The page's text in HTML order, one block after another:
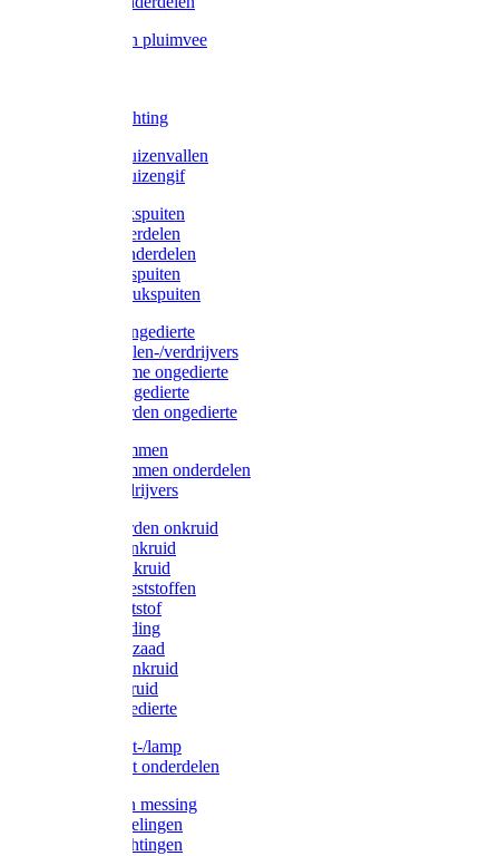
Voerbakken pluimvee
LED verlichting
Ratten / Muizenvallen
Ratten / Muizengif
Gloria drukspuiten
Gloria onderdelen
Gardena onderdelen
Dario drukspuiten
Gardena drukspuiten
Diversen ongedierte
Insectenvallen-/verdrijvers
Protect Home ongedierte
Solabiol ongedierte
Protect Garden ongedierte
Mollenklemmen
Mollenklemmen onderdelen
Mollenverdrijvers
Protect Garden onkruid
Diversen onkruid
Solabiol onkruid
Solabiol meststoffen
Pokon meststof
Pokon voeding
Pokon graszaad
Roundup onkruid
Pokon onkruid
Pokon ongedierte
Vliegenkast-/lamp
Vliegenkast onderdelen
Zuigkorven messing
Geka koppelingen
Geka afdichtingen